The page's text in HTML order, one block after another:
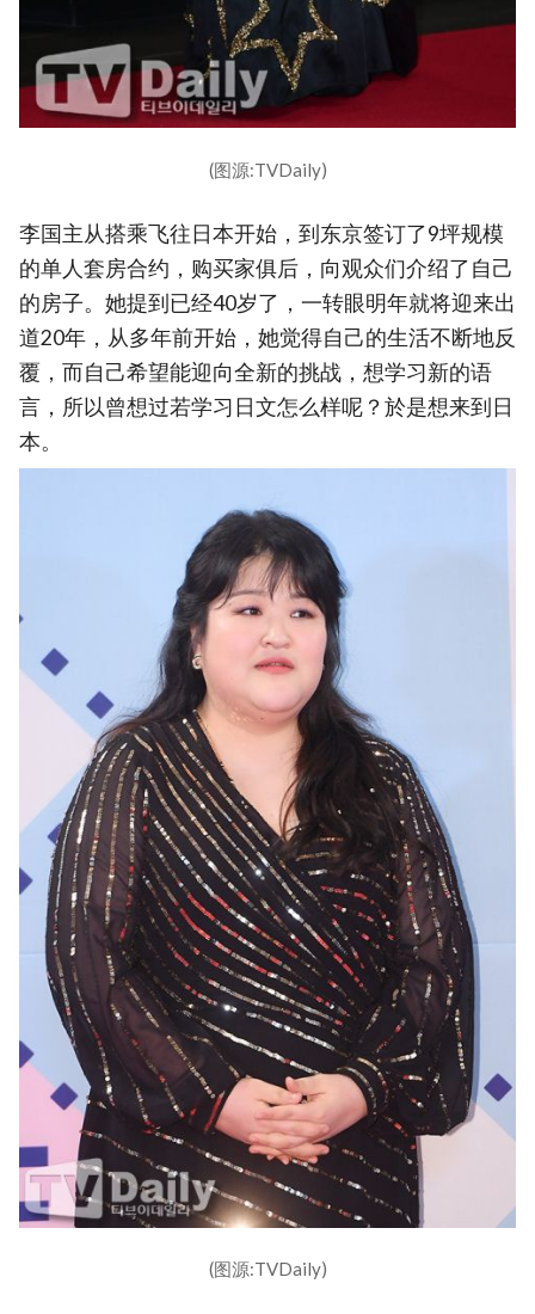
(图源:TVDaily)
李国主从搭乘飞往日本开始，到东京签订了9坪规模
的单人套房合约，购买家俱后，向观众们介绍了自己
的房子。她提到已经40岁了，一转眼明年就将迎来出
道20年，从多年前开始，她觉得自己的生活不断地反
覆，而自己希望能迎向全新的挑战，想学习新的语
言，所以曾想过若学习日文怎么样呢？於是想来到日
本。
(图源:TVDaily)